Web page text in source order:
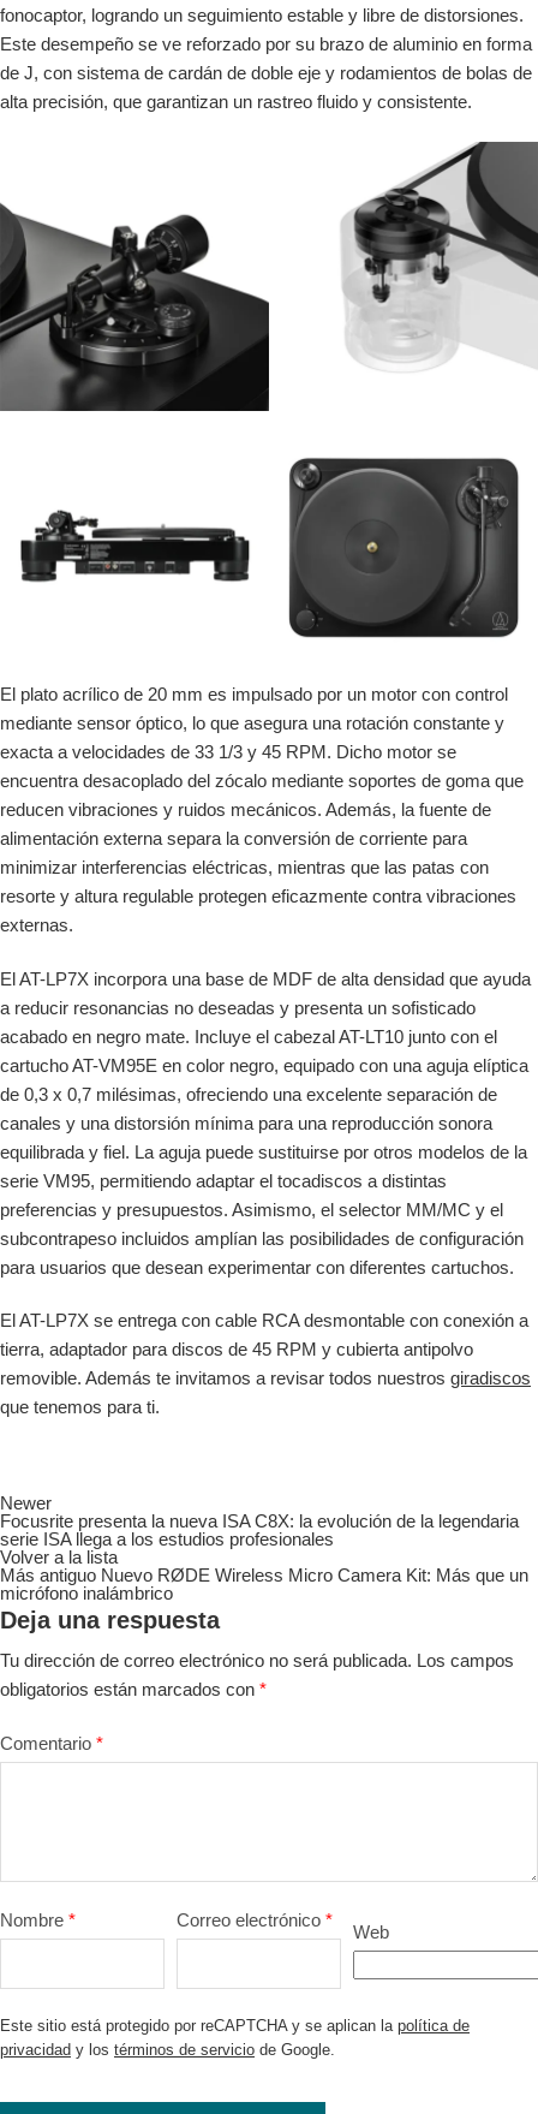
fonocaptor, logrando un seguimiento estable y libre de distorsiones.
Este desempeño se ve reforzado por su brazo de aluminio en forma
de J, con sistema de cardán de doble eje y rodamientos de bolas de
alta precisión, que garantizan un rastreo fluido y consistente.
El plato acrílico de 20 mm es impulsado por un motor con control
mediante sensor óptico, lo que asegura una rotación constante y
exacta a velocidades de 33 1/3 y 45 RPM. Dicho motor se
encuentra desacoplado del zócalo mediante soportes de goma que
reducen vibraciones y ruidos mecánicos. Además, la fuente de
alimentación externa separa la conversión de corriente para
minimizar interferencias eléctricas, mientras que las patas con
resorte y altura regulable protegen eficazmente contra vibraciones
externas.
El AT-LP7X incorpora una base de MDF de alta densidad que ayuda
a reducir resonancias no deseadas y presenta un sofisticado
acabado en negro mate. Incluye el cabezal AT-LT10 junto con el
cartucho AT-VM95E en color negro, equipado con una aguja elíptica
de 0,3 x 0,7 milésimas, ofreciendo una excelente separación de
canales y una distorsión mínima para una reproducción sonora
equilibrada y fiel. La aguja puede sustituirse por otros modelos de la
serie VM95, permitiendo adaptar el tocadiscos a distintas
preferencias y presupuestos. Asimismo, el selector MM/MC y el
subcontrapeso incluidos amplían las posibilidades de configuración
para usuarios que desean experimentar con diferentes cartuchos.
El AT-LP7X se entrega con cable RCA desmontable con conexión a
tierra, adaptador para discos de 45 RPM y cubierta antipolvo
removible. Además te invitamos a revisar todos nuestros giradiscos
que tenemos para ti.
Newer
Focusrite presenta la nueva ISA C8X: la evolución de la legendaria
serie ISA llega a los estudios profesionales
Volver a la lista
Más antiguo Nuevo RØDE Wireless Micro Camera Kit: Más que un
micrófono inalámbrico
Deja una respuesta
Tu dirección de correo electrónico no será publicada. Los campos
obligatorios están marcados con *
Comentario *
Nombre * Correo electrónico *
Web
Este sitio está protegido por reCAPTCHA y se aplican la política de
privacidad y los términos de servicio de Google.